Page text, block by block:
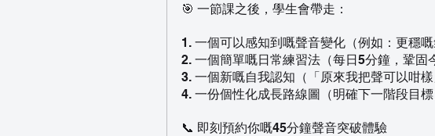
🎯 一節課之後，學生會帶走：
1. 一個可以感知到嘅聲音變化（例如：更穩嘅
2. 一個簡單嘅日常練習法（每日5分鐘，鞏固
3. 一個新嘅自我認知（「原來我把聲可以咁樣
4. 一份個性化成長路線圖（明確下一階段目標
📞 即刻預約你嘅45分鐘聲音突破體驗